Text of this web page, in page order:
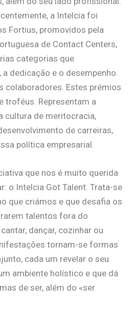
a Intelcia foi
Fortius, promovidos pela
de Contact Centers,
categorias que
dedicação e o desempenho
colaboradores. Estes prémios
troféus. Representam a
cultura de meritocracia,
de carreiras,
política empresarial.
que nos é muito querida
o Intelcia Got Talent. Trata-se
que criámos e que desafia os
talentos fora do
dançar, cozinhar ou
tornam-se formas
cada um revelar o seu
ambiente holístico e que dá
de ser, além do «ser